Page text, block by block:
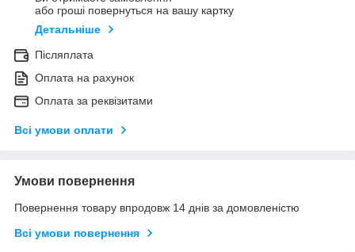
або гроші повернуться на вашу картку
Детальніше
Післяплата
Оплата на рахунок
Оплата за реквізитами
Всі умови оплати
Умови повернення
Повернення товару впродовж 14 днів за домовленістю
Всі умови повернення